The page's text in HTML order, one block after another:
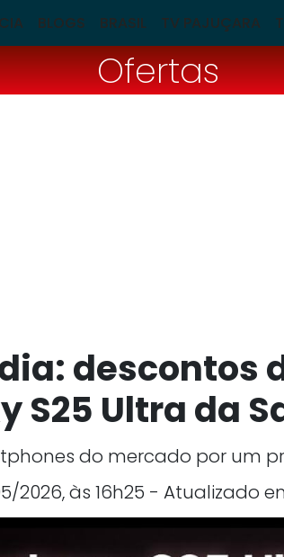
BLOGS BRASIL TV PAJUÇARA
Ofertas
descontos
S25 Ultra da
do mercado por um
2026, às 16h25 - Atualizado